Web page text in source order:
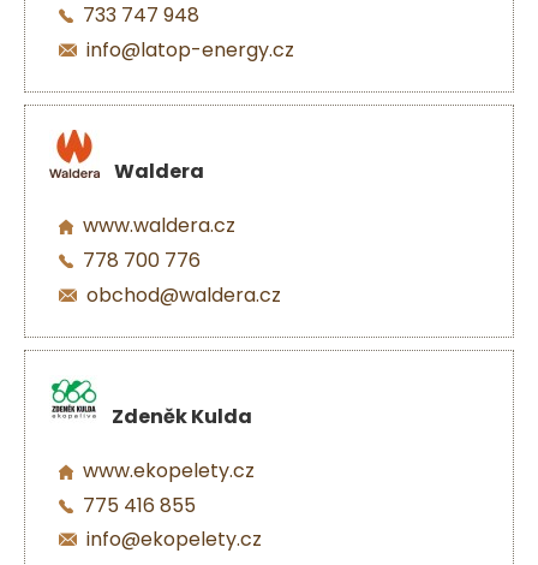
733 747 948
info@latop-energy.cz
Waldera
www.waldera.cz
778 700 776
obchod@waldera.cz
Zdeněk Kulda
www.ekopelety.cz
775 416 855
info@ekopelety.cz